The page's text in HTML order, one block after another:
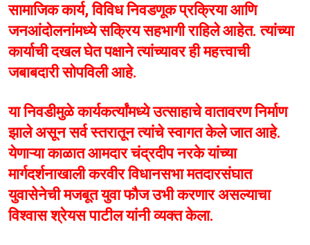
सामाजिक कार्य, विविध निवडणूक प्रक्रिया आणि
जनआंदोलनांमध्ये सक्रिय सहभागी राहिले आहेत. त्यांच्या
कार्याची दखल घेत पक्षाने त्यांच्यावर ही महत्त्वाची
जबाबदारी सोपविली आहे.
या निवडीमुळे कार्यकर्त्यांमध्ये उत्साहाचे वातावरण निर्माण
झाले असून सर्व स्तरातून त्यांचे स्वागत केले जात आहे.
येणाऱ्या काळात आमदार चंद्रदीप नरके यांच्या
मार्गदर्शनाखाली करवीर विधानसभा मतदारसंघात
युवासेनेची मजबूत युवा फौज उभी करणार असल्याचा
विश्वास श्रेयस पाटील यांनी व्यक्त केला.